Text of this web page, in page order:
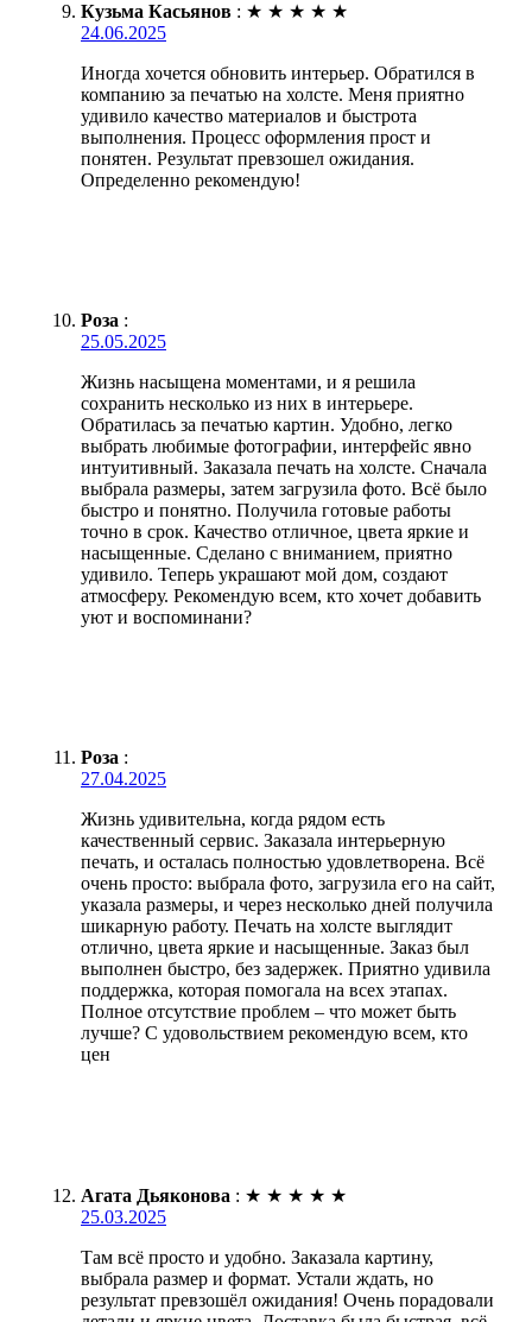
Кузьма Касьянов : ★ ★ ★ ★ ★
24.06.2025
Иногда хочется обновить интерьер. Обратился в
компанию за печатью на холсте. Меня приятно
удивило качество материалов и быстрота
выполнения. Процесс оформления прост и
понятен. Результат превзошел ожидания.
Определенно рекомендую!
Роза :
25.05.2025
Жизнь насыщена моментами, и я решила
сохранить несколько из них в интерьере.
Обратилась за печатью картин. Удобно, легко
выбрать любимые фотографии, интерфейс явно
интуитивный. Заказала печать на холсте. Сначала
выбрала размеры, затем загрузила фото. Всё было
быстро и понятно. Получила готовые работы
точно в срок. Качество отличное, цвета яркие и
насыщенные. Сделано с вниманием, приятно
удивило. Теперь украшают мой дом, создают
атмосферу. Рекомендую всем, кто хочет добавить
уют и воспоминани?
Роза :
27.04.2025
Жизнь удивительна, когда рядом есть
качественный сервис. Заказала интерьерную
печать, и осталась полностью удовлетворена. Всё
очень просто: выбрала фото, загрузила его на сайт,
указала размеры, и через несколько дней получила
шикарную работу. Печать на холсте выглядит
отлично, цвета яркие и насыщенные. Заказ был
выполнен быстро, без задержек. Приятно удивила
поддержка, которая помогала на всех этапах.
Полное отсутствие проблем – что может быть
лучше? С удовольствием рекомендую всем, кто
цен
Агата Дьяконова : ★ ★ ★ ★ ★
25.03.2025
Там всё просто и удобно. Заказала картину,
выбрала размер и формат. Устали ждать, но
результат превзошёл ожидания! Очень порадовали